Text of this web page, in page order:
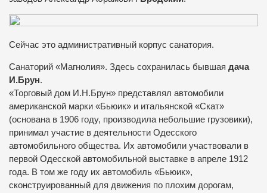
Сейчас это административный корпус санатория.
Санаторий «Магнолия». Здесь сохранилась бывшая дача
И.Брун.
«Торговый дом И.Н.Брун» представлял автомобили
американской марки «Бьюик» и итальянской «Скат»
(основана в 1906 году, производила небольшие грузовики),
принимал участие в деятельности Одесского
автомобильного общества. Их автомобили участвовали в
первой Одесской автомобильной выставке в апреле 1912
года. В том же году их автомобиль «Бьюик»,
сконструированный для движения по плохим дорогам,